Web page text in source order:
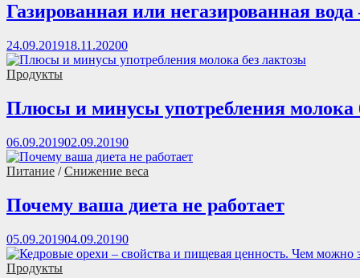
Газированная или негазированная
24.09.201918.11.20200
Продукты
Плюсы и минусы употребления молока
06.09.201902.09.20190
Питание /Снижение веса
Почему ваша диета не работает
05.09.201904.09.20190
Продукты